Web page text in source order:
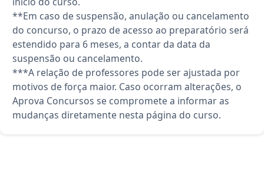
**Em caso de suspensão, anulação ou cancelamento
do concurso, o prazo de acesso ao preparatório será
estendido para 6 meses, a contar da data da
suspensão ou cancelamento.
***A relação de professores pode ser ajustada por
motivos de força maior. Caso ocorram alterações, o
Aprova Concursos se compromete a informar as
mudanças diretamente nesta página do curso.